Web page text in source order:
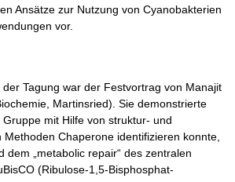
Ansätze zur Nutzung von Cyanobakterien
vor.
Tagung war der Festvortrag von Manajit
Martinsried). Sie demonstrierte
mit Hilfe von struktur- und
Chaperone identifizieren konnte,
dem „metabolic repair“ des zentralen
(Ribulose-1,5-Bisphosphat-